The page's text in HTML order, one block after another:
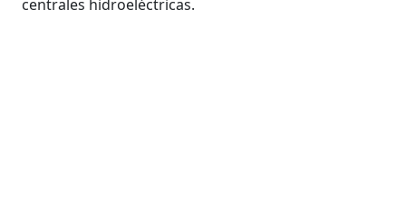
centrales hidroeléctricas.